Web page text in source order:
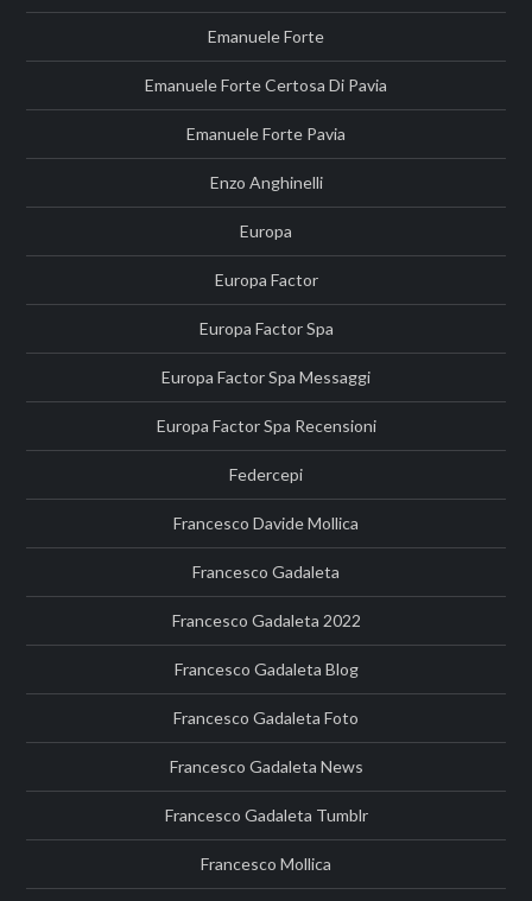
Emanuele Forte
Emanuele Forte Certosa Di Pavia
Emanuele Forte Pavia
Enzo Anghinelli
Europa
Europa Factor
Europa Factor Spa
Europa Factor Spa Messaggi
Europa Factor Spa Recensioni
Federcepi
Francesco Davide Mollica
Francesco Gadaleta
Francesco Gadaleta 2022
Francesco Gadaleta Blog
Francesco Gadaleta Foto
Francesco Gadaleta News
Francesco Gadaleta Tumblr
Francesco Mollica